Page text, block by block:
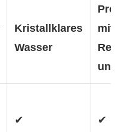
Kristallklares
Wasser
mit
und
✔ ✔